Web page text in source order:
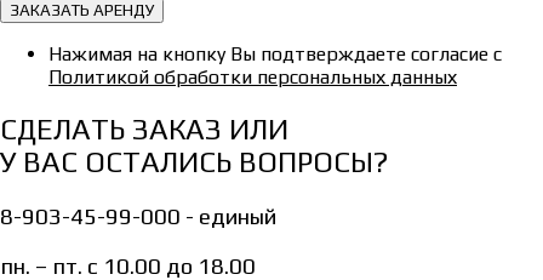
ЗАКАЗАТЬ АРЕНДУ
Нажимая на кнопку Вы подтверждаете согласие с
Политикой обработки персональных данных
СДЕЛАТЬ ЗАКАЗ ИЛИ
У ВАС ОСТАЛИСЬ ВОПРОСЫ?
8-903-45-99-000 - единый
пн. – пт. с 10.00 до 18.00